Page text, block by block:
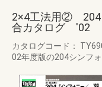
2×4工法用②
合カタログ '02
カタログコード：
02年度版の204シンフ